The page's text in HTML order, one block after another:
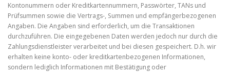
Kontonummern oder Kreditkartennummern, Passwörter, TANs und
Prüfsummen sowie die Vertrags-, Summen und empfängerbezogenen
Angaben. Die Angaben sind erforderlich, um die Transaktionen
durchzuführen. Die eingegebenen Daten werden jedoch nur durch die
Zahlungsdienstleister verarbeitet und bei diesen gespeichert. D.h. wir
erhalten keine konto- oder kreditkartenbezogenen Informationen,
sondern lediglich Informationen mit Bestätigung oder